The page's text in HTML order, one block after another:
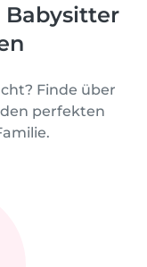
Finde über
perfekten